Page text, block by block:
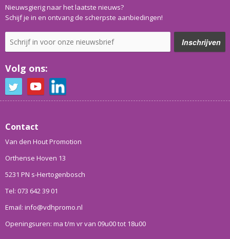
Nieuwsgierig naar het laatste nieuws?
Schijf je in en ontvang de scherpste aanbiedingen!
Volg ons:
Contact
Van den Hout Promotion
Orthense Hoven 13
5231 PN s-Hertogenbosch
Tel: 073 642 39 01
Email: info@vdhpromo.nl
Openingsuren: ma t/m vr van 09u00 tot 18u00